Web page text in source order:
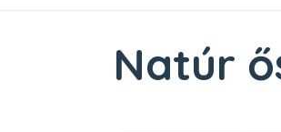
Natúr